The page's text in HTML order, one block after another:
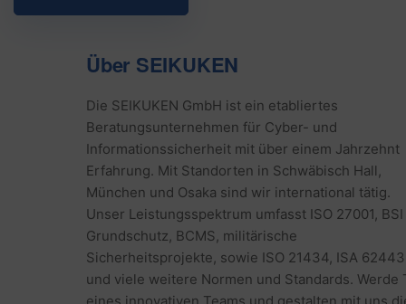
Über SEIKUKEN
Die SEIKUKEN GmbH ist ein etabliertes
Beratungsunternehmen für Cyber- und
Informationssicherheit mit über einem Jahrzehnt
Erfahrung. Mit Standorten in Schwäbisch Hall,
München und Osaka sind wir international tätig.
Unser Leistungsspektrum umfasst ISO 27001,
Grundschutz, BCMS, militärische
Sicherheitsprojekte, sowie ISO 21434, ISA 62443
und viele weitere Normen und Standards. Werde